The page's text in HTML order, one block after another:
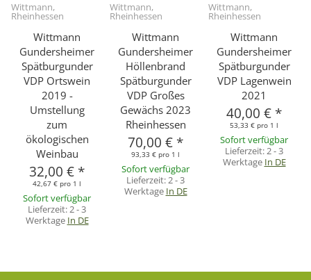
Wittmann,
Rheinhessen
Wittmann
Gundersheimer
Spätburgunder
VDP Ortswein
2019 -
Umstellung
zum
ökologischen
Weinbau
32,00 € *
42,67 € pro 1 l
Sofort verfügbar
Lieferzeit:2 - 3
Werktage In DE
Wittmann,
Rheinhessen
Wittmann
Gundersheimer
Höllenbrand
Spätburgunder
VDP Großes
Gewächs 2023
Rheinhessen
70,00 € *
93,33 € pro 1 l
Sofort verfügbar
Lieferzeit:2 - 3
Werktage In DE
Wittmann,
Rheinhessen
Wittmann
Gundersheimer
Spätburgunder
VDP Lagenwein
2021
40,00 € *
53,33 € pro 1 l
Sofort verfügbar
Lieferzeit:2 - 3
Werktage In DE